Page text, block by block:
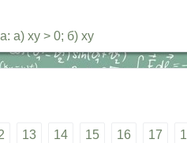
а) ху > 0; б) ху
13 14 15 16 17